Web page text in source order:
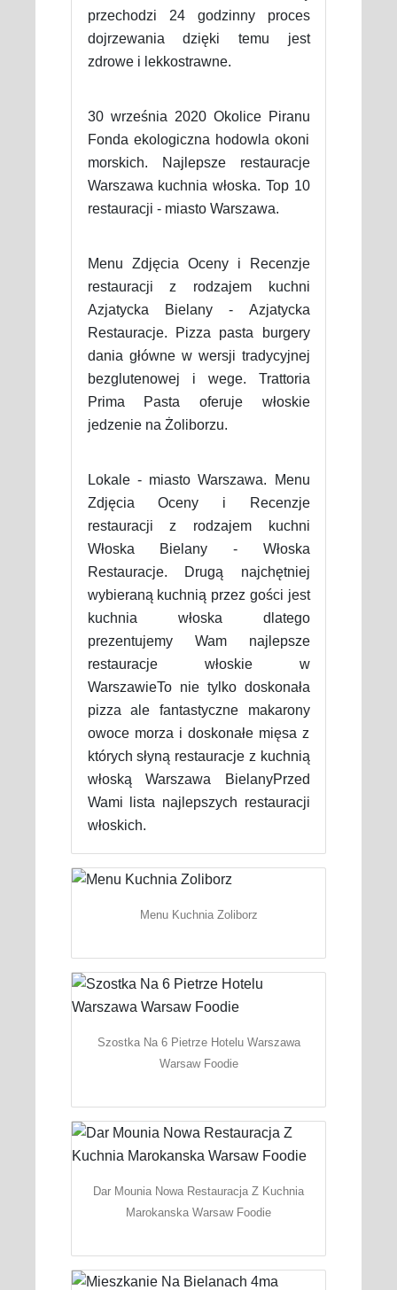
przechodzi 24 godzinny proces
dojrzewania dzięki temu jest
zdrowe i lekkostrawne.
30 września 2020 Okolice Piranu
Fonda ekologiczna hodowla okoni
morskich. Najlepsze restauracje
Warszawa kuchnia włoska. Top 10
restauracji - miasto Warszawa.
Menu Zdjęcia Oceny i Recenzje
restauracji z rodzajem kuchni
Azjatycka Bielany - Azjatycka
Restauracje. Pizza pasta burgery
dania główne w wersji tradycyjnej
bezglutenowej i wege. Trattoria
Prima Pasta oferuje włoskie
jedzenie na Żoliborzu.
Lokale - miasto Warszawa. Menu
Zdjęcia Oceny i Recenzje
restauracji z rodzajem kuchni
Włoska Bielany - Włoska
Restauracje. Drugą najchętniej
wybieraną kuchnią przez gości jest
kuchnia włoska dlatego
prezentujemy Wam najlepsze
restauracje włoskie w
WarszawieTo nie tylko doskonała
pizza ale fantastyczne makarony
owoce morza i doskonałe mięsa z
których słyną restauracje z kuchnią
włoską Warszawa BielanyPrzed
Wami lista najlepszych restauracji
włoskich.
Menu Kuchnia Zoliborz
Szostka Na 6 Pietrze Hotelu Warszawa
Warsaw Foodie
Dar Mounia Nowa Restauracja Z Kuchnia
Marokanska Warsaw Foodie